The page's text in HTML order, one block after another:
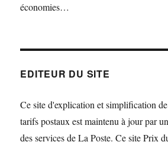
économies…
EDITEUR DU SITE
Ce site d'explication et simplification
tarifs postaux est maintenu à jour par
des services de La Poste. Ce site Prix